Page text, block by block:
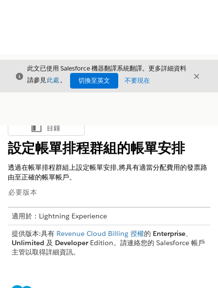
結束
此文已使用 Salesforce 機器翻譯系統翻譯。更多詳細資料
請參見此處。 切換至英文 不要現在 結束
顯示目錄
目錄
設定帳單排程群組的帳單安排
透過在帳單排程群組上設定帳單安排,將具有適當分配費用的發票路
由至正確的帳單帳戶。
必要版本
適用於：Lightning Experience
提供版本:具有 Revenue Cloud Billing 授權的 Enterprise、
Unlimited 及 DeveloperEdition。請連絡您的 Salesforce 帳戶
主管以取得詳細資訊。